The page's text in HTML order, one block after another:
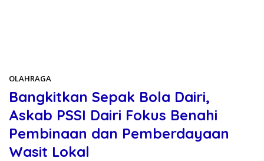
OLAHRAGA
Bangkitkan Sepak Bola Dairi,
Askab PSSI Dairi Fokus Benahi
Pembinaan dan Pemberdayaan
Wasit Lokal